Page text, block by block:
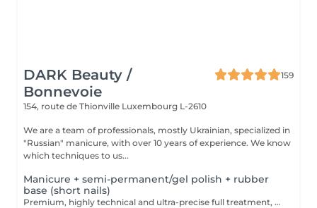
DARK Beauty /
Bonnevoie
159
154, route de Thionville Luxembourg L-2610
We are a team of professionals, mostly Ukrainian, specialized in
"Russian" manicure, with over 10 years of experience. We know
which techniques to us...
Manicure + semi-permanent/gel polish + rubber
base (short nails)
Premium, highly technical and ultra-precise full treatment, performed mainly with an e-file to achieve a perfectly clean nail contour and apply the polish as close as possible, even slightly under the cuticle. This technique helps visually delay the regrowth by around 10 days. Visual result: -Extremely well-groomed nails, clean contours, flawless shape -Instagram / photo studio effect: neat, precise, with no visible dry skin We also include a rubber base, recommended for short nails in good condition. A perfect solution for flawless and long-lasting nails: -The average durability is 4 weeks!! Service content -> 80€ : -Removal of old semi-permanent and/or gel (if needed, already include in this price/service) -Very meticulous preparation of the nail plate -Removal of dead skin -Shape and file nails -Gentle cuticle care -Rubber base -Application of semi-permanent nail polish -Application of cuticle oil and hand cream Optional : -Price per nail extension on up to 5 nails (if so please book "WITH simple design") +3€/nail -Price per nail for nail art on up to 5 nails (if so please book "WITH simple design") +3€/nail -Price for simple design (French, Chrome, Baby Boomer, Cat Eyes, Stickers, Foil) 6-10 nails -> +20€ -Price for complex design (3D, Hand drawings, Stamping, French with Chrome, Baby Boomer with Chrome, French with Cat Eyes) 6-10 nails -> +30€